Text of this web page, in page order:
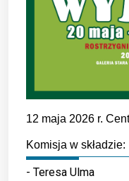
12 maja 2026 r.
Komisja w składzie:
- Teresa Ulma